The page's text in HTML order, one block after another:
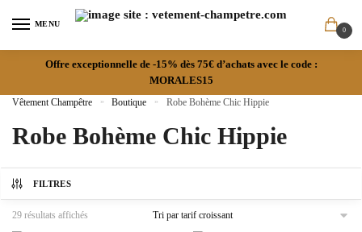
MENU
0
Offre exceptionnelle de -15% dès 75€ d’achats avec le code :
MORALES15
Vêtement Champêtre » Boutique » Robe Bohème Chic Hippie
Robe Bohème Chic Hippie
FILTRES
29 résultats affichés